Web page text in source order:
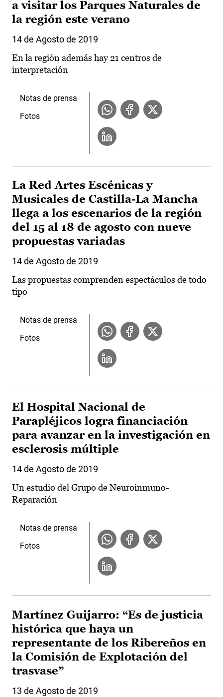
a visitar los Parques Naturales de
la región este verano
14 de Agosto de 2019
En la región además hay 21 centros de
interpretación
Notas de prensa
Fotos
La Red Artes Escénicas y
Musicales de Castilla-La Mancha
llega a los escenarios de la región
del 15 al 18 de agosto con nueve
propuestas variadas
14 de Agosto de 2019
Las propuestas comprenden espectáculos de todo
tipo
Notas de prensa
Fotos
El Hospital Nacional de
Parapléjicos logra financiación
para avanzar en la investigación en
esclerosis múltiple
14 de Agosto de 2019
Un estudio del Grupo de Neuroinmuno-
Reparación
Notas de prensa
Fotos
Martínez Guijarro: “Es de justicia
histórica que haya un
representante de los Ribereños en
la Comisión de Explotación del
trasvase”
13 de Agosto de 2019